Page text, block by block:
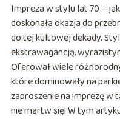
Impreza w stylu lat 70 –
doskonała okazja do
do tej kultowej dekady.
ekstrawagancją,
Oferował wiele
które dominowały na
zaproszenie na imprezę w
nie martw się! W tym